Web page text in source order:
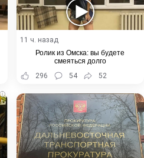
11 ч. назад
Ролик из Омска: вы будете
смеяться долго
296
54 52
i